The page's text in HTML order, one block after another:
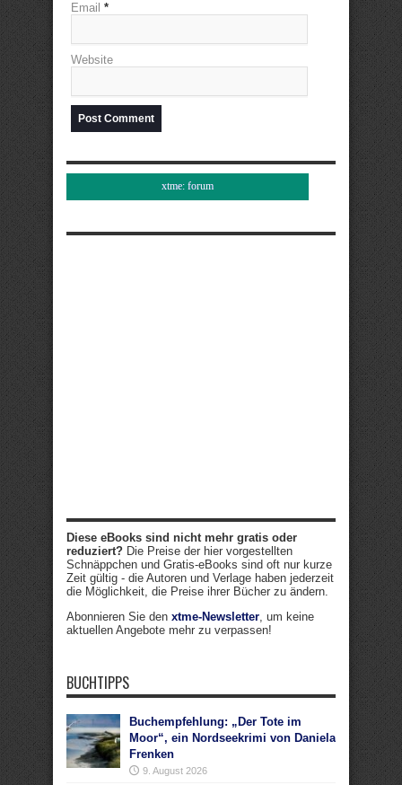
Email *
Website
xtme: forum
Diese eBooks sind nicht mehr gratis oder
reduziert? Die Preise der hier vorgestellten
Schnäppchen und Gratis-eBooks sind oft nur kurze
Zeit gültig - die Autoren und Verlage haben jederzeit
die Möglichkeit, die Preise ihrer Bücher zu ändern.
Abonnieren Sie den xtme-Newsletter, um keine
aktuellen Angebote mehr zu verpassen!
BUCHTIPPS
Buchempfehlung: „Der Tote im
Moor“, ein Nordseekrimi von Daniela
Frenken
9. August 2026